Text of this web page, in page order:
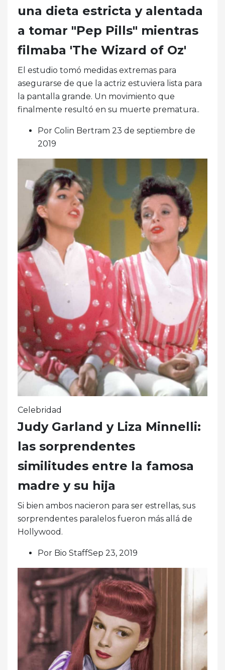
una dieta estricta y alentada
a tomar "Pep Pills" mientras
filmaba 'The Wizard of Oz'
El estudio tomó medidas extremas para
asegurarse de que la actriz estuviera lista para
la pantalla grande. Un movimiento que
finalmente resultó en su muerte prematura..
Por Colin Bertram 23 de septiembre de
2019
Celebridad
Judy Garland y Liza Minnelli:
las sorprendentes
similitudes entre la famosa
madre y su hija
Si bien ambos nacieron para ser estrellas, sus
sorprendentes paralelos fueron más allá de
Hollywood.
Por Bio StaffSep 23, 2019